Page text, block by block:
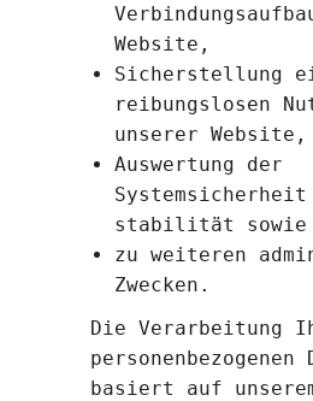
Website,
Sicherstellung
reibungslosen
unserer Website,
Auswertung der
stabilität sowie
zu weiteren
Zwecken.
Die Verarbeitung
personenbezogenen
basiert auf